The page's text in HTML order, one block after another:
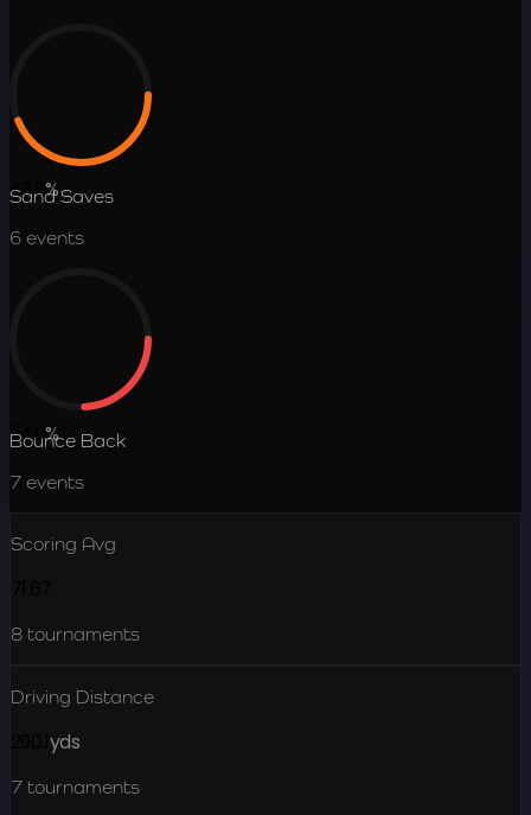
43.8%
Sand Saves
6 events
24.0%
Bounce Back
7 events
Scoring Avg
8 tournaments
Driving Distance
yds
7 tournaments